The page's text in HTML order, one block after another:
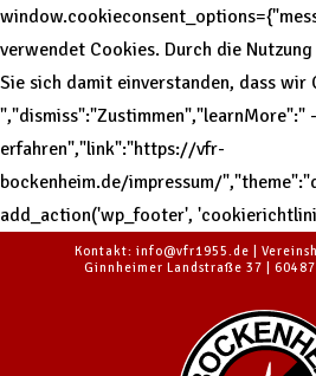
verwendet Cookies. Durch die
Sie sich damit einverstanden, dass wir
","dismiss":"Zustimmen","learnMore":"
erfahren","link":"https://vfr-
bockenheim.de/impressum/
add_action('wp_footer',
Kontakt: info@vfr1955.de |
Ginnheimer Landstraße 37 |